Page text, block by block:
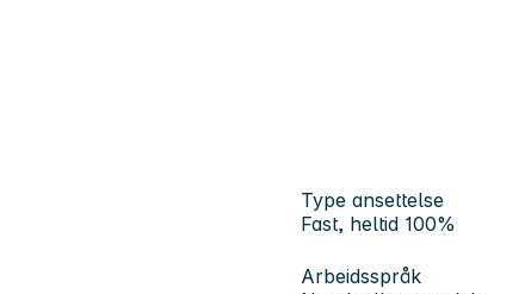
Type ansettelse
Fast, heltid 100%
Arbeidsspråk